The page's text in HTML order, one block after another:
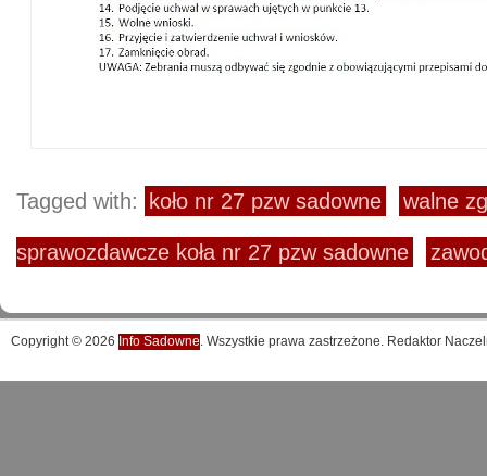
Tagged with: koło nr 27 pzw sadowne walne
sprawozdawcze koła nr 27 pzw sadowne
Copyright © 2026 Info Sadowne. Wszystkie prawa zastrzeżone. Redaktor